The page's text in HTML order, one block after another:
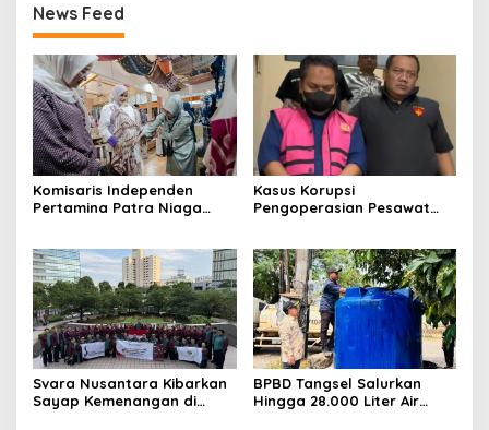
News Feed
Komisaris Independen
Pertamina Patra Niaga
Sentuhan Kemanusiaan dan
Keberlanjutan
Kasus Korupsi
Pengoperasian Pesawat
Tersangka
Svara Nusantara Kibarkan
Sayap Kemenangan di
BPBD Tangsel Salurkan
Hingga 28.000 Liter Air